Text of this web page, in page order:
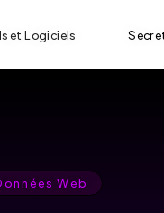
et Logiciels
Web